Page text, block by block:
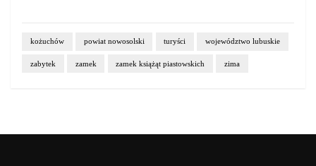
kożuchów powiat nowosolski turyści województwo lubuskie
zabytek zamek zamek książąt piastowskich zima